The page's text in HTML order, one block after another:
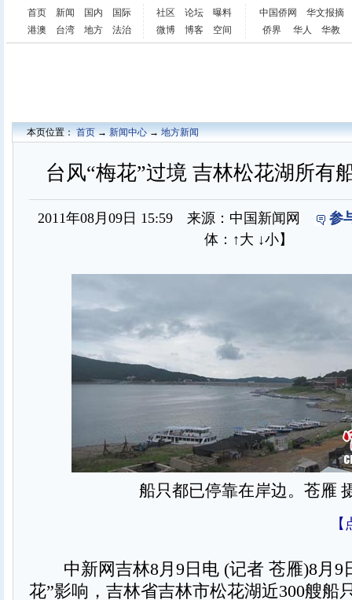
首页 新闻 国内
国际
港澳
台湾 地方 法治
社区 论坛
曝料
微博
博客 空间
中国侨网
华文报摘
侨界
华人 华教
本页位置：首页→新闻中心→地方新闻
台风“梅花”过境 吉林松花湖所有
2011年08月09日 15:59 来源：中国新闻网
参
体： ↑大 ↓小】
船只都已停靠在岸边。苍雁
中新网吉林8月9日电 (记者 苍雁)8月9
花”影响，吉林省吉林市松花湖近300艘船